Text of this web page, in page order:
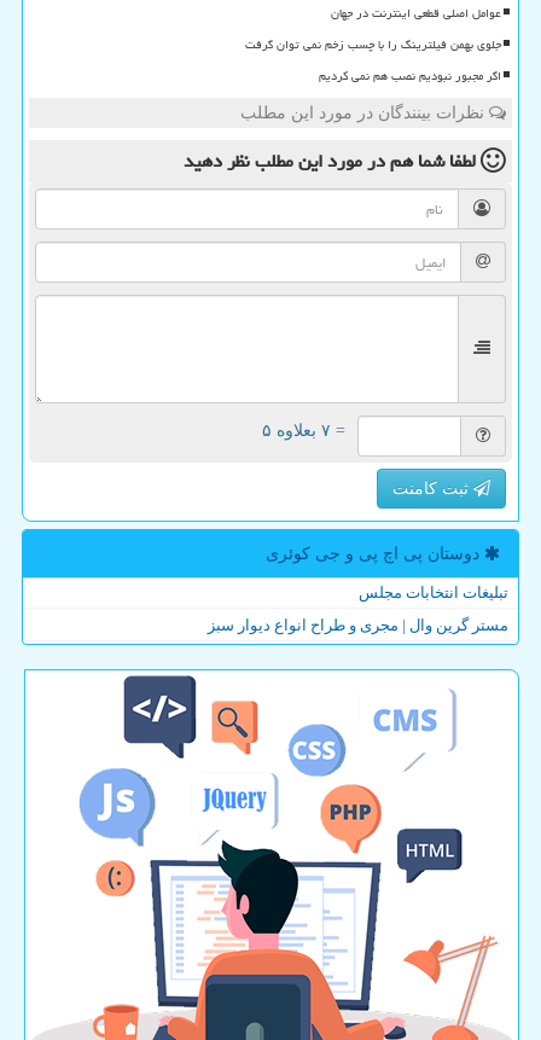
عوامل اصلی قطعی اینترنت در جهان
جلوی بهمن فیلترینگ را با چسب زخم نمی توان گرفت
اگر مجبور نبودیم نصب هم نمی کردیم
نظرات بینندگان در مورد این مطلب
لطفا شما همدر مورد این مطلبنظر دهید
= ۷ بعلاوه ۵
ثبت کامنت
دوستان پی اچ پی و جی كوئری
تبلیغات انتخابات مجلس
مستر گرین وال | مجری و طراح انواع دیوار سبز